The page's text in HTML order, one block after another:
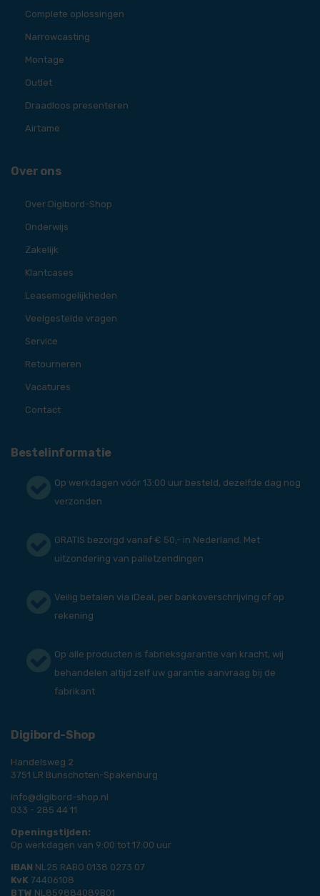
Complete oplossingen
Narrowcasting
Montage
Outlet
Draadloos presenteren
Airtame
Over ons
Over Digibord-Shop
Onderwijs
Zakelijk
Klantcases
Leasemogelijkheden
Veelgestelde vragen
Service
Retourneren
Vacatures
Contact
Bestelinformatie
Op werkdagen vóór 13:00 uur besteld, dezelfde dag nog
verzonden
GRATIS bezorgd vanaf € 50,- in Nederland. Met
uitzondering van palletzendingen
Veilig betalen via iDeal, per bankoverschrijving of op
rekening
Op alle producten is fabrieksgarantie van kracht, wij
behandelen altijd zelf uw garantie aanvraag bij de
fabrikant
Digibord-Shop
Handelsweg 2
3751 LR Bunschoten-Spakenburg
info@digibord-shop.nl
033 - 285 44 11
Openingstijden:
Op werkdagen van 9:00 tot 17:00 uur
IBAN NL25 RABO 0138 0273 07
KvK 74406108
BTW NL859884089B01